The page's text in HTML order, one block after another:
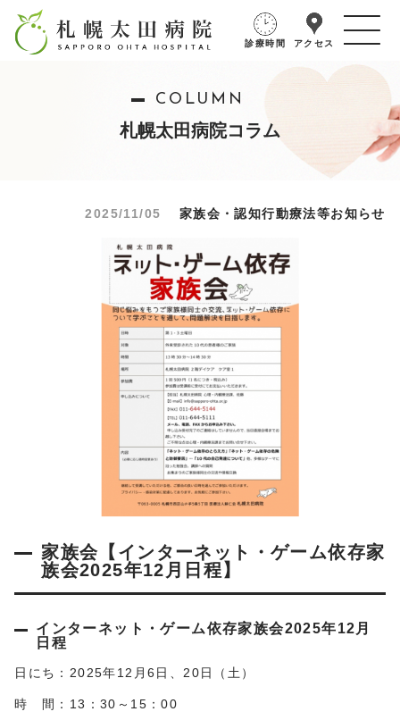
診療時間 アクセス
COLUMN
札幌太田病院コラム
2025/11/05 家族会・認知行動療法等お知らせ
家族会【インターネット・ゲーム依存家
族会2025年12月日程】
インターネット・ゲーム依存家族会2025年12月
日程
日にち：2025年12月6日、20日（土）
時 間：13：30～15：00